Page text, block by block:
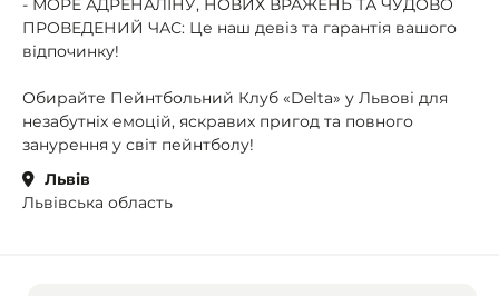
- МОРЕ АДРЕНАЛІНУ, НОВИХ ВРАЖЕНЬ ТА ЧУДОВО
ПРОВЕДЕНИЙ ЧАС: Це наш девіз та гарантія вашого
відпочинку!
Обирайте Пейнтбольний Клуб «Delta» у Львові для
незабутніх емоцій, яскравих пригод та повного
занурення у світ пейнтболу!
Львів
Львівська область